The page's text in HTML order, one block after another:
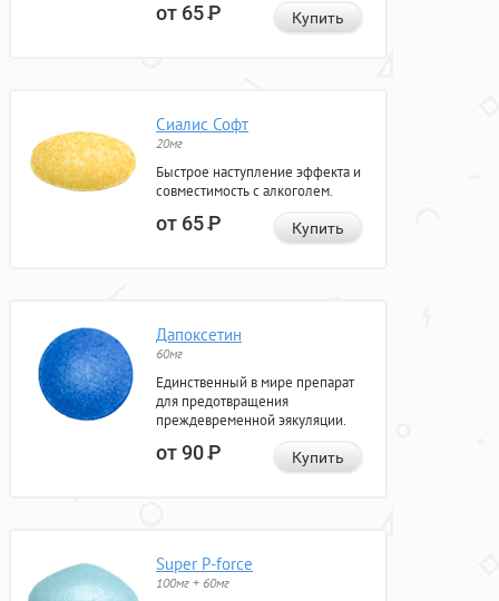
от 65Р Купить
Сиалис Софт
20мг
Быстрое наступление эффекта и
совместимость с алкоголем.
от 65Р Купить
Дапоксетин
60мг
Единственный в мире препарат
для предотвращения
преждевременной эякуляции.
от 90Р Купить
Super P-force
100мг + 60мг